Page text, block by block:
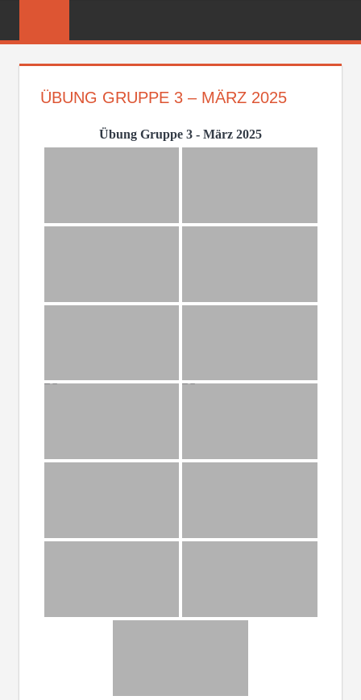
FEUERWEHR
ÜBUNG GRUPPE 3 – MÄRZ 2025
Übung Gruppe 3 - März 2025